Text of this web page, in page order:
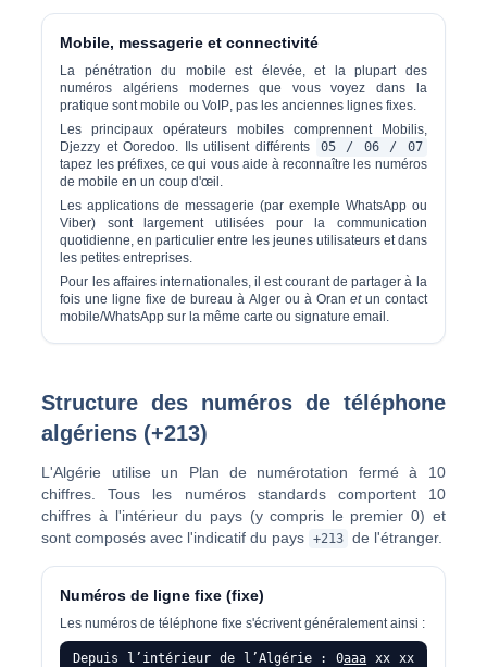
Mobile, messagerie et connectivité
La pénétration du mobile est élevée, et la plupart des
numéros algériens modernes que vous voyez dans la
pratique sontmobile ou VoIP, pas les anciennes lignes fixes.
Les principaux opérateurs mobiles comprennent Mobilis,
Djezzy et Ooredoo. Ils utilisent différents
05 / 06 / 07
tapez les préfixes, ce qui vous aide à reconnaître les numéros
de mobile en un coup d'œil.
Les applications de messagerie (par exemple WhatsApp ou
Viber) sont largement utilisées pour la communication
quotidienne, en particulier entre les jeunes utilisateurs et dans
les petites entreprises.
Pour les affaires internationales, il est courant de partager à la
fois une ligne fixe de bureau à Alger ou à Oran etun contact
mobile/WhatsApp sur la même carte ou signature email.
Structure des numéros de téléphone
algériens (+213)
L'Algérie utilise un Plan de numérotation fermé à 10
chiffres . Tous les numéros standards comportent 10
chiffres à l'intérieur du pays (y compris le premier 0) et
sont composés avec l'indicatif du pays +213 de l'étranger.
Numéros de ligne fixe (fixe)
Les numéros de téléphone fixe s'écrivent généralement ainsi :
Depuis l’intérieur de l’Algérie : 0aaa xx xx